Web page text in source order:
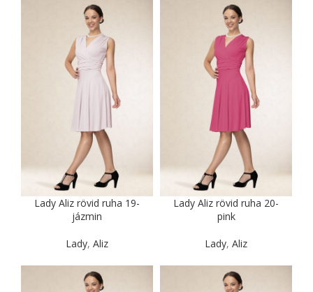
Lady Aliz rövid ruha 19-
jázmin
Lady, Aliz
Lady Aliz rövid ruha 20-
pink
Lady, Aliz